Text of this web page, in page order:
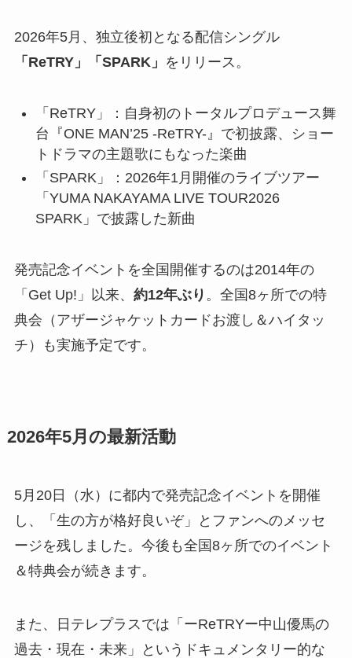
2026年5月、独立後初となる配信シングル
「ReTRY」「SPARK」 をリリース。
「ReTRY」：自身初のトータルプロデュース舞
台『ONE MAN’25 -ReTRY-』で初披露、ショー
トドラマの主題歌にもなった楽曲
「SPARK」：2026年1月開催のライブツアー
「YUMA NAKAYAMA LIVE TOUR2026
SPARK」で披露した新曲
発売記念イベントを全国開催するのは2014年の
「Get Up!」以来、 約12年ぶり 。全国8ヶ所での特
典会（アザージャケットカードお渡し＆ハイタッ
チ）も実施予定です。
2026年5月の最新活動
5月20日（水）に都内で発売記念イベントを開催
し、「生の方が格好良いぞ」とファンへのメッセ
ージを残しました。今後も全国8ヶ所でのイベント
＆特典会が続きます。
また、日テレプラスでは「ーReTRYー中山優馬の
過去・現在・未来」というドキュメンタリー的な